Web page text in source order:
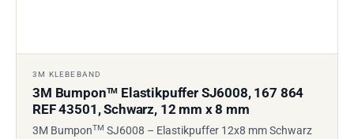
3M KLEBEBAND
3M BumponTM Elastikpuffer SJ6008, 167 864
REF 43501, Schwarz, 12 mm x 8 mm
3M BumponTM SJ6008 – Elastikpuffer 12x8 mm Schwarz